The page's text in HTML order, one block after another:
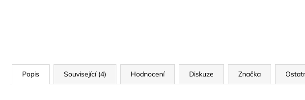
Popis Související (4) Hodnocení Diskuze Značka